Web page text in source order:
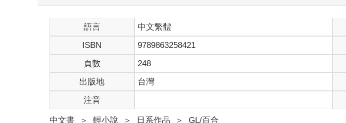
語言 中文繁體
ISBN
9789863258421
頁數
248
出版地
台灣
注音
中文書 ＞ 輕小說 ＞ 日系作品 ＞ GL/百合